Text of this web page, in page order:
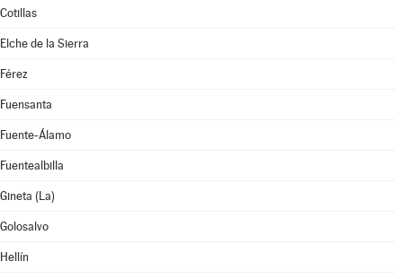
Cotillas
Elche de la Sierra
Férez
Fuensanta
Fuente-Álamo
Fuentealbilla
Gineta (La)
Golosalvo
Hellín